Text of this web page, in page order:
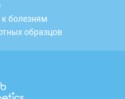
болезням
образцов